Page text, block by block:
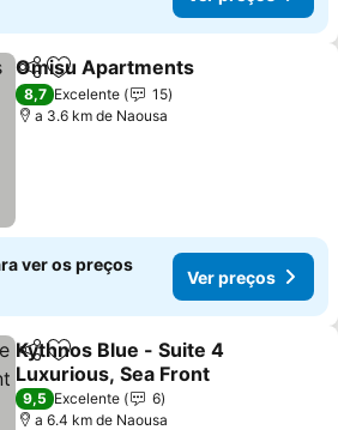
PartilharAdicionar aos favoritos
Omisu Apartments
8,7 Excelente
15
a 3.6 km de Naousa
ver os preços
Ver preços
PartilharAdicionar aos favoritos
Kythnos Blue - Suite 4
Luxurious, Sea Front
Ver preços
9,5 Excelente
6
a 6.4 km de Naousa